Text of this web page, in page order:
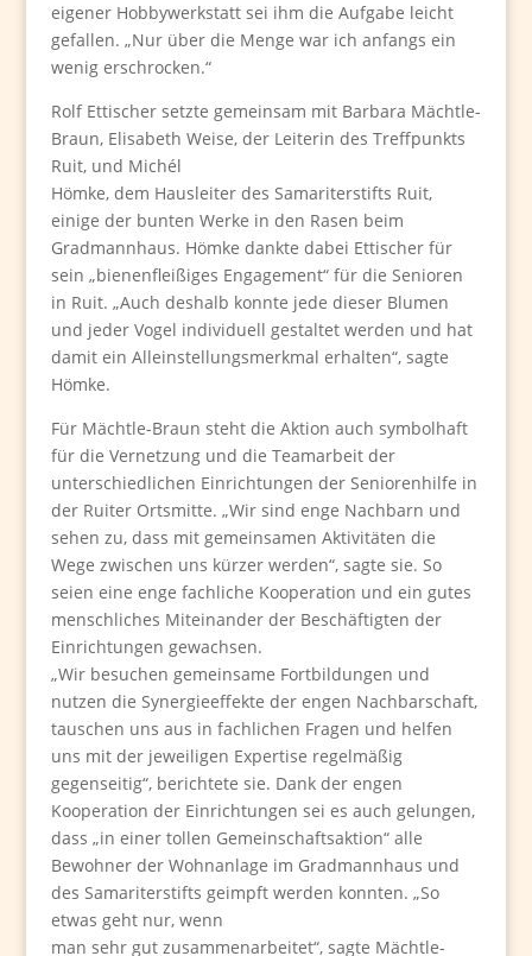
eigener Hobbywerkstatt sei ihm die Aufgabe leicht
gefallen. „Nur über die Menge war ich anfangs ein
wenig erschrocken.“
Rolf Ettischer setzte gemeinsam mit Barbara Mächtle-
Braun, Elisabeth Weise, der Leiterin des Treffpunkts
Ruit, und Michél
Hömke, dem Hausleiter des Samariterstifts Ruit,
einige der bunten Werke in den Rasen beim
Gradmannhaus. Hömke dankte dabei Ettischer für
sein „bienenfleißiges Engagement“ für die Senioren
in Ruit. „Auch deshalb konnte jede dieser Blumen
und jeder Vogel individuell gestaltet werden und hat
damit ein Alleinstellungsmerkmal erhalten“, sagte
Hömke.
Für Mächtle-Braun steht die Aktion auch symbolhaft
für die Vernetzung und die Teamarbeit der
unterschiedlichen Einrichtungen der Seniorenhilfe in
der Ruiter Ortsmitte. „Wir sind enge Nachbarn und
sehen zu, dass mit gemeinsamen Aktivitäten die
Wege zwischen uns kürzer werden“, sagte sie. So
seien eine enge fachliche Kooperation und ein gutes
menschliches Miteinander der Beschäftigten der
Einrichtungen gewachsen.
„Wir besuchen gemeinsame Fortbildungen und
nutzen die Synergieeffekte der engen Nachbarschaft,
tauschen uns aus in fachlichen Fragen und helfen
uns mit der jeweiligen Expertise regelmäßig
gegenseitig“, berichtete sie. Dank der engen
Kooperation der Einrichtungen sei es auch gelungen,
dass „in einer tollen Gemeinschaftsaktion“ alle
Bewohner der Wohnanlage im Gradmannhaus und
des Samariterstifts geimpft werden konnten. „So
etwas geht nur, wenn
man sehr gut zusammenarbeitet“, sagte Mächtle-